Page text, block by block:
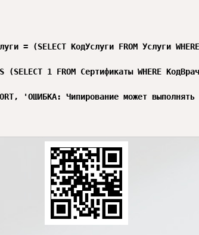
= (SELECT КодУслуги FROM Услуги
(SELECT 1 FROM Сертификаты WHERE
'ОШИБКА: Чипирование может выполнять